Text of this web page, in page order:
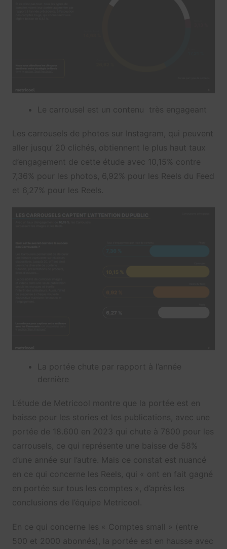
Le carrousel est un contenu très engageant
Les carrousels de photos sur Instagram, qui peuvent
aller jusqu’ 20 clichés, obtiennent le plus haut taux
d’engagement de cette étude avec 10,15% contre
7,36% pour les photos, 6,92% pour les Reels du Feed
et 6,27% pour les Reels.
La portée chute par rapport à l’année
dernière
L’étude de Metricool montre que la portée est en
baisse pour les stories et les publications, avec une
portée de 18.600 en 2023 qui chute à 7800 pour les
carrousels, ce qui représente une baisse de 58%
d’une année sur l’autre. Mais ce constat est nuancé
en ce qui concerne les Reels, qui « ont en fait gagné
en portée sur tous les comptes », d’après les
conclusions de l’équipe Metricool.
En ce qui concerne les « Comptes small » (entre
500 et 2000 abonnés), la portée est en hausse avec